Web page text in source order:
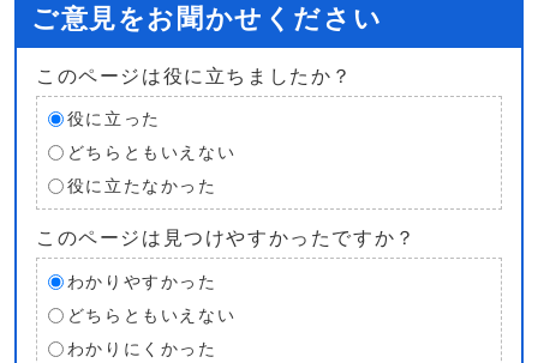
ご意見をお聞かせください
このページは役に立ちましたか？
役に立った
どちらともいえない
役に立たなかった
このページは見つけやすかったですか？
わかりやすかった
どちらともいえない
わかりにくかった